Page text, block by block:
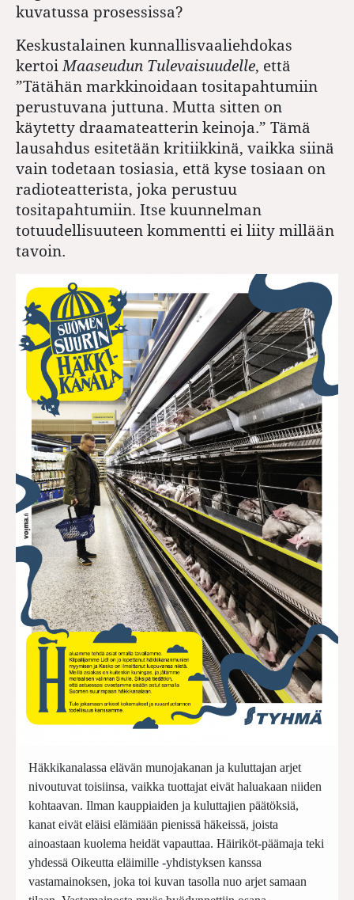
kuvatussa prosessissa?
Keskustalainen kunnallisvaaliehdokas
kertoi Maaseudun Tulevaisuudelle, että
”Tätähän markkinoidaan tositapahtumiin
perustuvana juttuna. Mutta sitten on
käytetty draamateatterin keinoja.” Tämä
lausahdus esitetään kritiikkinä, vaikka siinä
vain todetaan tosiasia, että kyse tosiaan on
radioteatterista, joka perustuu
tositapahtumiin. Itse kuunnelman
totuudellisuuteen kommentti ei liity millään
tavoin.
Häkkikanalassa elävän munojakanan ja kuluttajan arjet
nivoutuvat toisiinsa, vaikka tuottajat eivät haluakaan niiden
kohtaavan. Ilman kauppiaiden ja kuluttajien päätöksiä,
kanat eivät eläisi elämiään pienissä häkeissä, joista
ainoastaan kuolema heidät vapauttaa. Häiriköt-päämaja teki
yhdessä Oikeutta eläimille -yhdistyksen kanssa
vastamainoksen, joka toi kuvan tasolla nuo arjet samaan